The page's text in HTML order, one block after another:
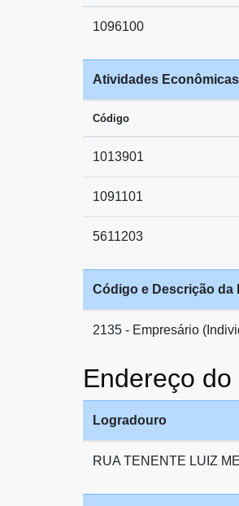
1096100
Atividades
Código
1013901
1091101
5611203
Código e Descrição da
2135 - Empresário
Endereço
Logradouro
RUA TENENTE LUIZ